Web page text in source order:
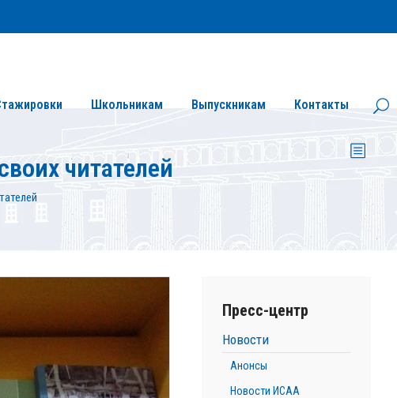
Школьникам Выпускникам Контакты
читателей
Пресс-центр
Новости
Анонсы
Новости ИСАА